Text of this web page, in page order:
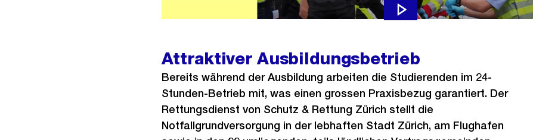
Attraktiver Ausbildungsbetrieb
Bereits während der Ausbildung arbeiten die Studierenden im 24-
Stunden-Betrieb mit, was einen grossen Praxisbezug garantiert. Der
Rettungsdienst von Schutz & Rettung Zürich stellt die
Notfallgrundversorgung in der lebhaften Stadt Zürich, am Flughafen